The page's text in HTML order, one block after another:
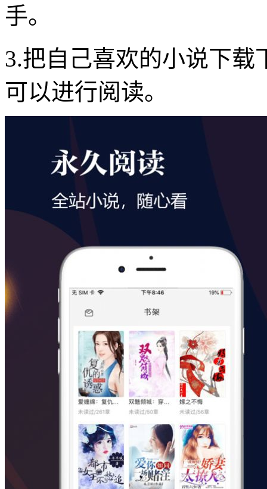
手。
3.把自己喜欢的小说下
可以进行阅读。